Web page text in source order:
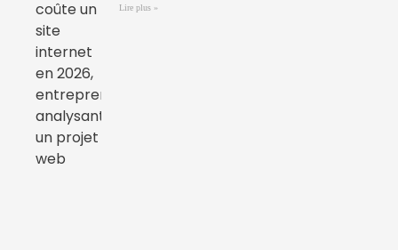
Lire plus »